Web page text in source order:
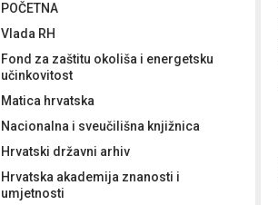
POČETNA
Vlada RH
Fond za zaštitu okoliša i energetsku
učinkovitost
Matica hrvatska
Nacionalna i sveučilišna knjižnica
Hrvatski državni arhiv
Hrvatska akademija znanosti i
umjetnosti